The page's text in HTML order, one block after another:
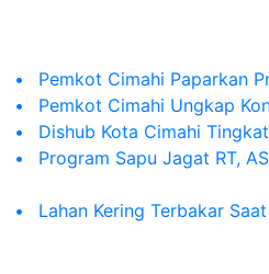
•
Pemkot Cimahi Paparkan
•
Pemkot Cimahi Ungkap
•
Dishub Kota Cimahi
•
Program Sapu Jagat RT,
•
Lahan Kering Terbakar